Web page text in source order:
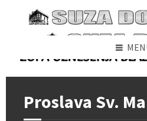
content
Proslava Sv.